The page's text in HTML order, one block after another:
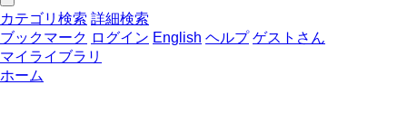
カテゴリ検索 詳細検索
ブックマーク ログイン English ヘルプ ゲストさん
マイライブラリ
ホーム